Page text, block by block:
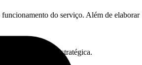
do serviço. Além de elaborar
gestão fiscal estratégica.